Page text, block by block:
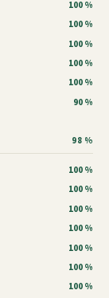
100 %
100 %
100 %
100 %
100 %
90 %
98 %
100 %
100 %
100 %
100 %
100 %
100 %
100 %